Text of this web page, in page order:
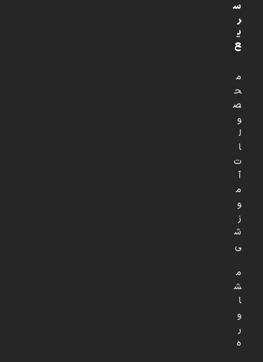
س
ر
ی
ع
م
ح
ص
و
ل
ا
ت
آ
م
و
ز
ش
ی
م
ش
ا
و
ر
ه